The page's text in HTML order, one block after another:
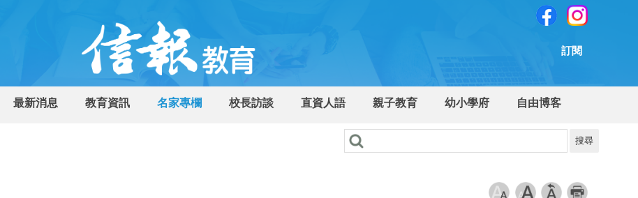
訂閱
最新消息 教育資訊 名家專欄 校長訪談 直資人語 親子教育 幼小學府 自由博客
搜尋